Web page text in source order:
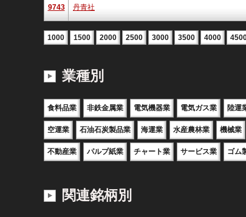
9743 丹青社
1000 1500 2000 2500 3000 3500 4000
業種別
食料品業 非鉄金属業 電気機器業 電気ガス業 陸運
空運業 石油石炭製品業 海運業 水産農林業 機械業
不動産業 パルプ紙業 チャート業 サービス業 ゴム
関連銘柄別